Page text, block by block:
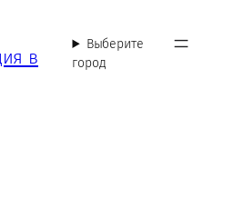
в
Выберите
город